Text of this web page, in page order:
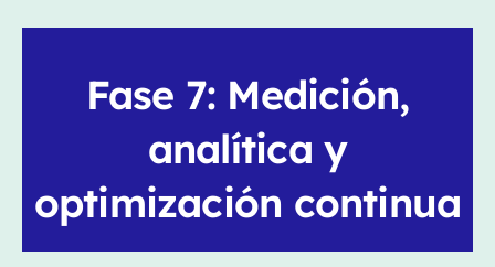
Fase 7: Medición,
analítica y
optimización continua